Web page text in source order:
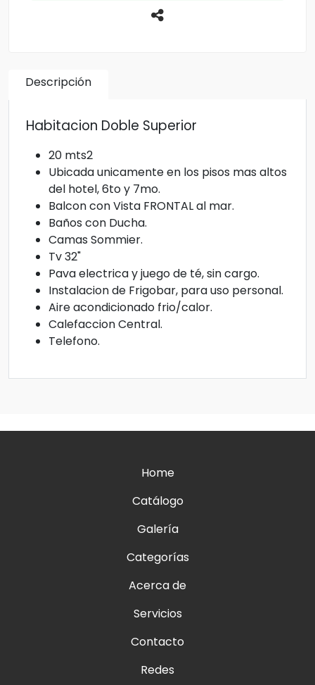
Descripción
Habitacion Doble Superior
20 mts2
Ubicada unicamente en los pisos mas altos
del hotel, 6to y 7mo.
Balcon con Vista FRONTAL al mar.
Baños con Ducha.
Camas Sommier.
Tv 32"
Pava electrica y juego de té, sin cargo.
Instalacion de Frigobar, para uso personal.
Aire acondicionado frio/calor.
Calefaccion Central.
Telefono.
Home
Catálogo
Galería
Categorías
Acerca de
Servicios
Contacto
Redes